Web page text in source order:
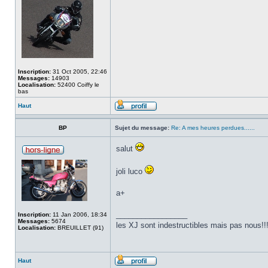
Inscription: 31 Oct 2005, 22:46
Messages: 14903
Localisation: 52400 Coiffy le
bas
Haut
BP Sujet du message: Re: A mes heures perdues......
Inscription: 11 Jan 2006, 18:34
Messages: 5674
Localisation: BREUILLET (91)
salut
joli luco
a+
les XJ sont indestructibles mais pas nous!!!
Haut